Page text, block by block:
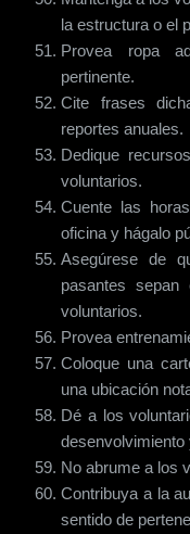
la estructura o el
Provea ropa
pertinente.
Cite frases
reportes anuales.
Dedique
voluntarios.
Cuente las
oficina y hágalo
Asegúrese de
pasantes
voluntarios.
Provea
Coloque una
una ubicación
Dé a los
desenvolvimiento
No abrume a los
Contribuya a la
sentido de